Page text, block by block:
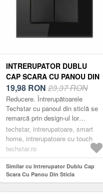
INTRERUPATOR DUBLU
CAP SCARA CU PANOU DIN
STICLA SECURIZATA
TECHSTAR® TGS 01, 220V,
16A, 86 X 86 MM, NEGRU,
CU 2 MODULE
19,98 RON 23,37 RON
Reducere. Întrerupătoarele
Techstar cu panoul din sticlă se
remarcă prin design-ul lor
compact, elegant și minimalist.
Acestea sunt practice, fabricate
din m...
techstar, intrerupatoare, smart
home, intrerupatoare cu touch
techstar.ro
Similar cu Intrerupator Dublu Cap
Scara Cu Panou Din Sticla
Securizata Techstar® TGS 01, 220V,
16A, 86 X 86 Mm, Negru, cu 2 Module